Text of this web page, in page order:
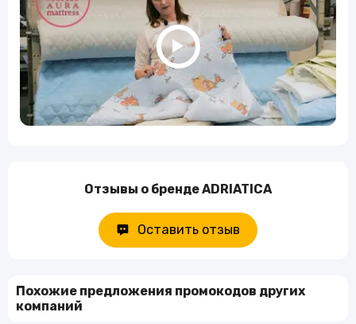
Отзывы о бренде ADRIATICA
Оставить отзыв
Похожие предложения промокодов других
компаний